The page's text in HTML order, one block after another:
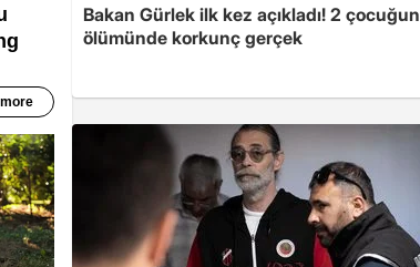
Bakan Gürlek ilk kez açıkladı! 2 çocuğun
ölümünde korkunç gerçek